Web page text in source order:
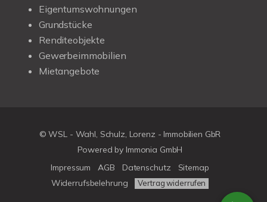
Eigentumswohnungen
Grundstücke
Renditeobjekte
Gewerbeimmobilien
Mietangebote
© WSL - Wahl, Schulz, Lorenz - Immobilien GbR
Powered by Immonia GmbH
Impressum
AGB Datenschutz
Sitemap
Widerrufsbelehrung
Vertrag widerrufen